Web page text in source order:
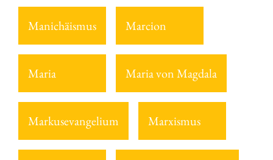
Manichäismus Marcion
Maria Maria von Magdala
Markusevangelium Marxismus